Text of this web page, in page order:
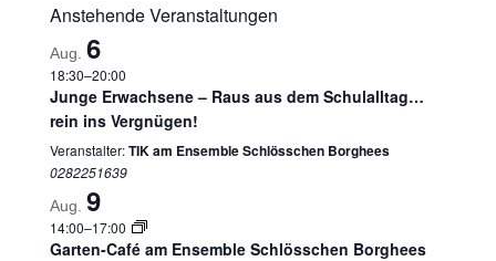
Anstehende Veranstaltungen
Aug. 6
18:30–20:00
Junge Erwachsene – Raus aus dem Schulalltag…
rein ins Vergnügen!
Veranstalter:TIK am Ensemble Schlösschen Borghees
0282251639
Aug. 9
14:00–17:00
Garten-Café am Ensemble Schlösschen Borghees